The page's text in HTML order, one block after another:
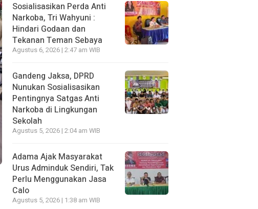
Sosialisasikan Perda Anti
Narkoba, Tri Wahyuni :
Hindari Godaan dan
Tekanan Teman Sebaya
Agustus 6, 2026 | 2:47 am WIB
Gandeng Jaksa, DPRD
Nunukan Sosialisasikan
Pentingnya Satgas Anti
Narkoba di Lingkungan
Sekolah
Agustus 5, 2026 | 2:04 am WIB
Adama Ajak Masyarakat
Urus Adminduk Sendiri, Tak
Perlu Menggunakan Jasa
Calo
Agustus 5, 2026 | 1:38 am WIB